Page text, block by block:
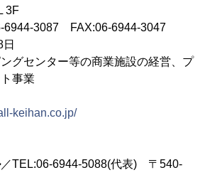
3F
3087 FAX:06-6944-3047
グセンター等の商業施設の経営、プ
事業
keihan.co.jp/
／TEL:06-6944-5088(代表) 〒540-